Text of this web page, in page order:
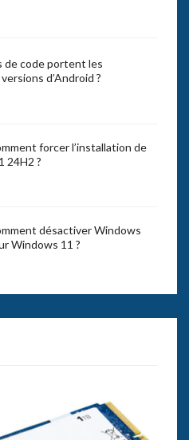
de code portent les
d’Android ?
forcer l’installation de
24H2 ?
désactiver Windows
Windows 11 ?